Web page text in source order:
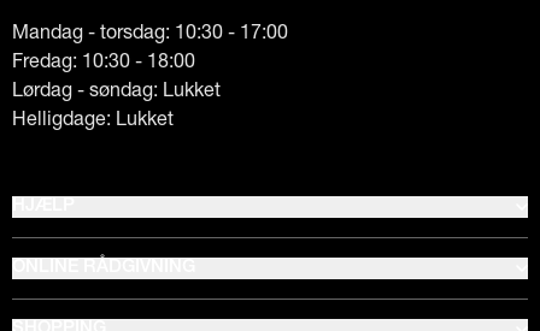
Mandag - torsdag: 10:30 - 17:00
Fredag: 10:30 - 18:00
Lørdag - søndag: Lukket
Helligdage: Lukket